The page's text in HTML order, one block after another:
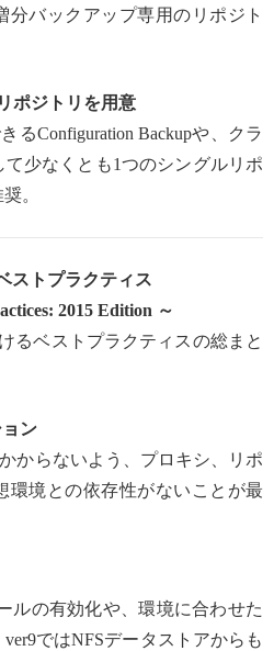
分バックアップ専用のリポジト
ポジトリを用意
るConfiguration Backupや、クラ
少なくとも1つのシングルリポ
。
ストプラクティス
2015 Edition ～
るベストプラクティスの総まと
ョン
からないよう、プロキシ、リポ
環境との依存性がないことが最
ルの有効化や、環境に合わせた
ではNFSデータストアからも